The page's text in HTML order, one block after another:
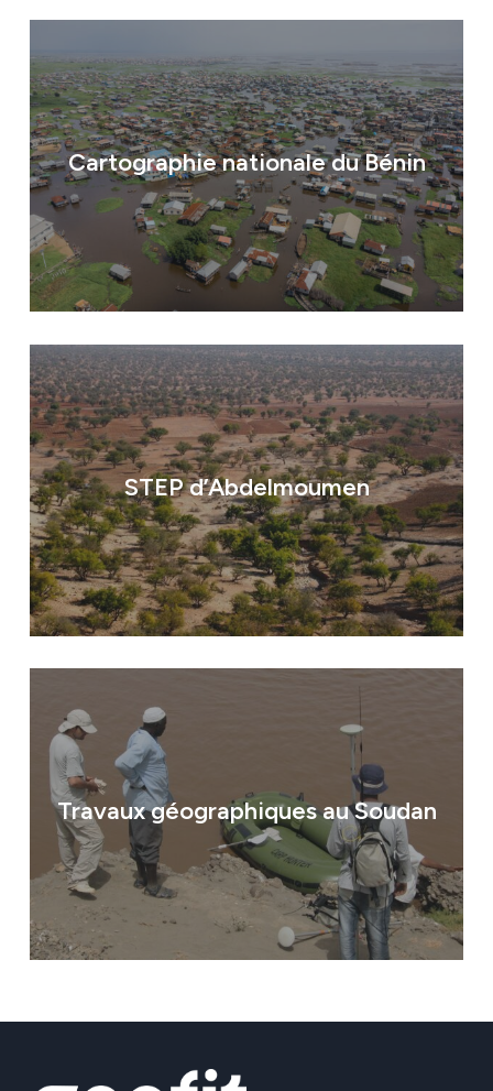
Cartographie nationale du Bénin
STEP d’Abdelmoumen
Travaux géographiques au Soudan
Nous rejoindre
Domaines d’activité
Savoir-faire
Références
Innovation